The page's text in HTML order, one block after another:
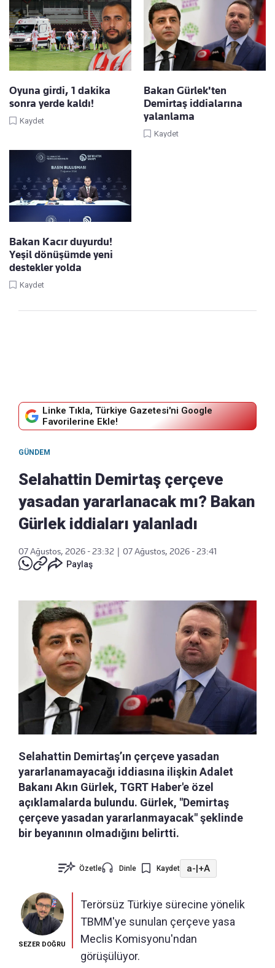
Oyuna girdi, 1 dakika
sonra yerde kaldı!
Kaydet
Bakan Gürlek'ten
Demirtaş iddialarına
yalanlama
Kaydet
Bakan Kacır duyurdu!
Yeşil dönüşümde yeni
destekler yolda
Kaydet
Linke Tıkla, Türkiye Gazetesi'ni Google
Favorilerine Ekle!
GÜNDEM
Selahattin Demirtaş çerçeve
yasadan yararlanacak mı? Bakan
Gürlek iddiaları yalanladı
07 Ağustos, 2026 - 23:32
07 Ağustos, 2026 - 23:41
Paylaş
Selahattin Demirtaş’ın çerçeve yasadan
yararlanamayacağı iddiasına ilişkin Adalet
Bakanı Akın Gürlek, TGRT Haber'e özel
açıklamalarda bulundu. Gürlek, "Demirtaş
çerçeve yasadan yararlanmayacak" şeklinde
bir beyanının olmadığını belirtti.
Özetle Dinle Kaydet a-|+A
SEZER DOĞRU
Terörsüz Türkiye sürecine yönelik
TBMM'ye sunulan çerçeve yasa
Meclis Komisyonu'ndan
görüşülüyor.